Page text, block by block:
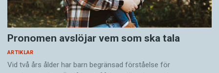
Pronomen avslöjar vem som ska tala
ARTIKLAR
Vid två års ålder har barn begränsad förståelse för